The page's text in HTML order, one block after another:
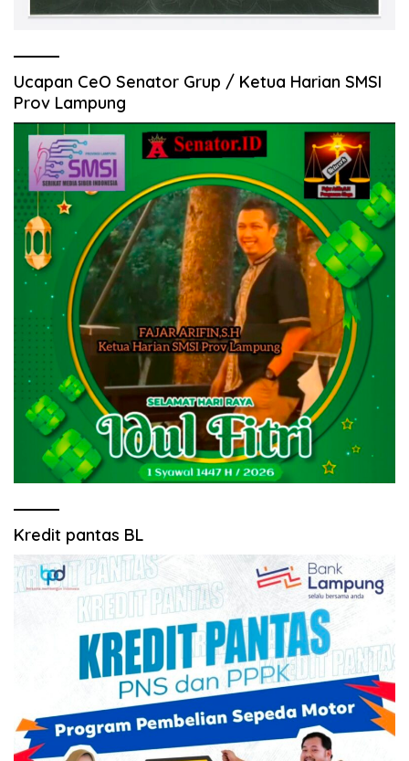
Ucapan CeO Senator Grup / Ketua Harian SMSI
Prov Lampung
Kredit pantas BL